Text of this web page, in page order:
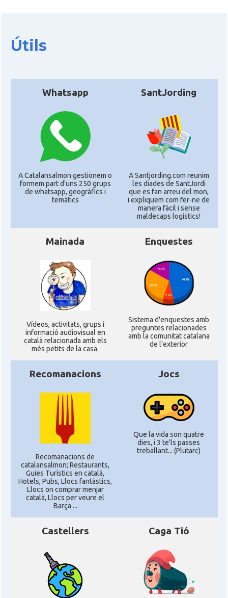
Útils
Whatsapp
A Catalansalmon gestionem o
formem part d'uns 250 grups
de whatsapp, geogràfics i
temàtics
SantJording
A Santjording.com reunim
les diades de SantJordi
que es fan arreu del mon,
i expliquem com fer-ne de
manera fàcil i sense
maldecaps logí­stics!
Mainada
Ví­deos, activitats, grups i
informació audiovisual en
català relacionada amb els
més petits de la casa.
Enquestes
Sistema d'enquestes amb
preguntes relacionades
amb la comunitat catalana
de l'exterior
Recomanacions
Recomanacions de
catalansalmon; Restaurants,
Guies Turístics en català,
Hotels, Pubs, Llocs fantàstics,
Llocs on comprar menjar
català, Llocs per veure el
Barça ...
Jocs
Que la vida son quatre
dies, i 3 te'ls passes
treballant... (Plutarc)
Castellers Caga Tió